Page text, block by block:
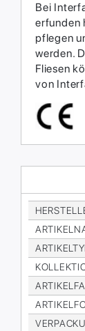
Bei
erfunden
pflegen
werden.​
Fliesen
von